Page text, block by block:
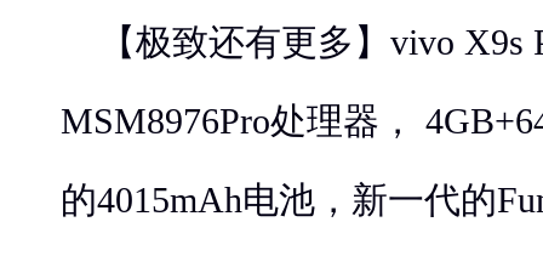
【极致还有更多】vivo X9s
MSM8976Pro处理器，
的4015mAh电池，新一代的